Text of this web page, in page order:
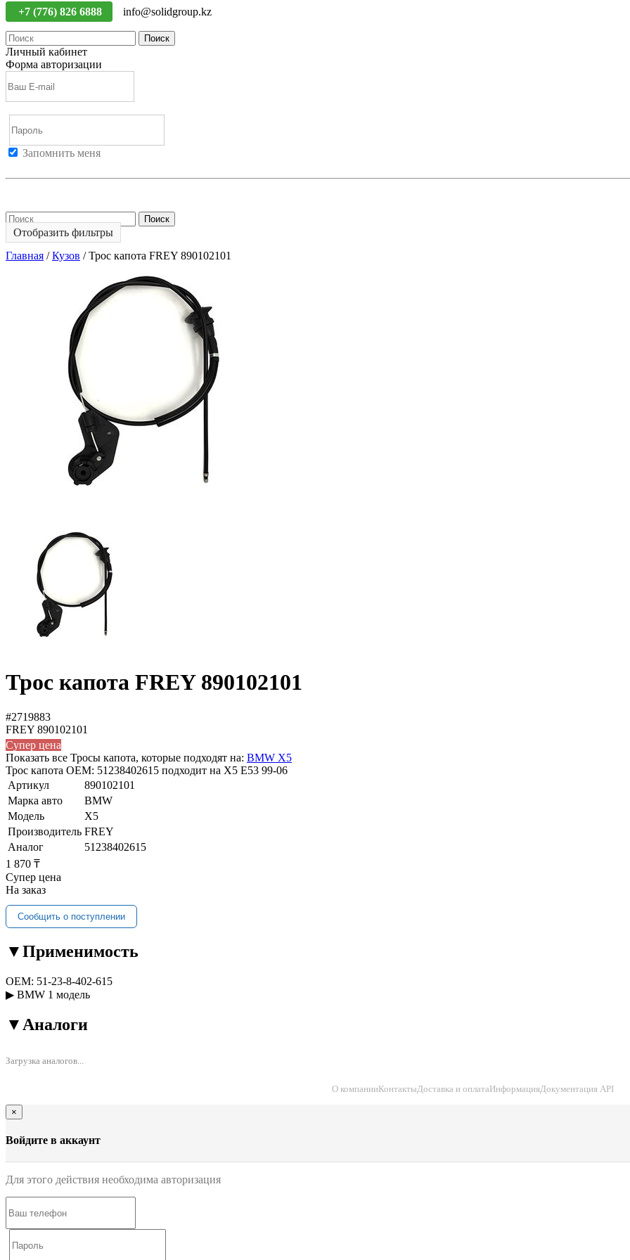
+7 (776) 826 6888 info@solidgroup.kz
Поиск
Личный кабинет
Форма авторизации
Запомнить меня
Поиск
Отобразить фильтры
Главная / Кузов / Трос капота FREY 890102101
Трос капота FREY 890102101
#2719883
FREY 890102101
Супер цена
Показать все Тросы капота, которые подходят на: BMW X5
Трос капота OEM: 51238402615 подходит на X5 E53 99-06
Артикул
890102101
Марка авто
BMW
Модель
X5
Производитель FREY
Аналог
51238402615
1 870 ₸
Супер цена
На заказ
Сообщить о поступлении
▼Применимость
OEM: 51-23-8-402-615
▶ BMW 1 модель
▼ Аналоги
Загрузка аналогов...
О компанииКонтактыДоставка и оплатаИнформацияДокументация API
×
Войдите в аккаунт
Для этого действия необходима авторизация